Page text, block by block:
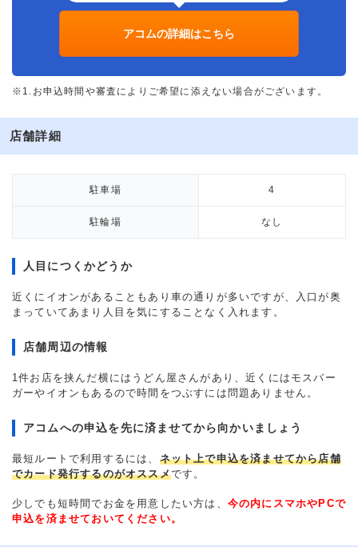
アコムの詳細はこちら
※1.お申込時間や審査によりご希望に添えない場合がございます。
店舗詳細
駐車場 4
駐輪場 なし
人目につくかどうか
近くにイオンがあることもあり車の通りが多いですが、入口が奥
まっていてあまり人目を気にすることなく入れます。
店舗周辺の情報
1件お店を挟んだ横にはうどん屋さんがあり、近くにはモスバー
ガーやイオンもあるので時間をつぶすには問題ありません。
アコムへの申込を先に済ませてから向かいましょう
最短ルートで利用するには、 ネット上で申込を済ませてから店舗
でカード発行するのがオススメです。
少しでも短時間でお金を用意したい方は、 今の内にスマホやPCで
申込を済ませておいてください。